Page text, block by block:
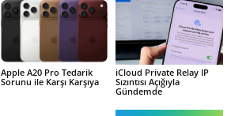
Apple A20 Pro Tedarik
Sorunu ile Karşı Karşıya
iCloud Private Relay IP
Sızıntısı Açığıyla
Gündemde